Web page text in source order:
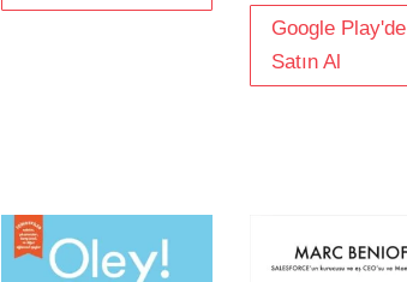
Google Play'de
Satın Al